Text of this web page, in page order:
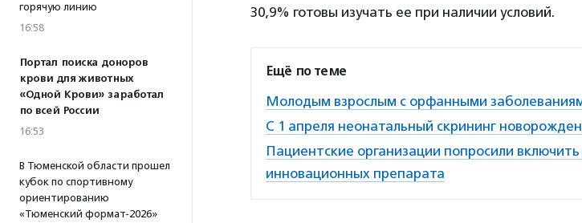
горячую линию
16:58
Портал поиска доноров
крови для животных
«Одной Крови» заработал
по всей России
16:53
В Тюменской области прошел
кубок по спортивному
ориентированию
«Тюменский формат-2026»
30,9% готовы изучать ее при наличии условий.
Ещё по теме
Молодым взрослым с орфанными
С 1 апреля неонатальный скрининг
Пациентские организации попросили
инновационных препарата